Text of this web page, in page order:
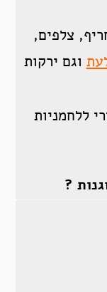
צלפים,
וגם ירקות
ללחמניות
?